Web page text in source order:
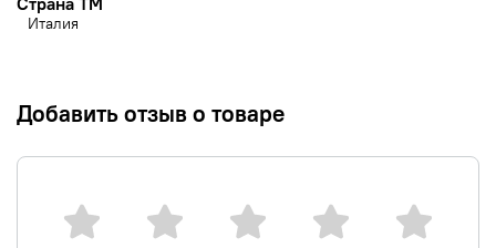
Италия
Добавить отзыв о товаре